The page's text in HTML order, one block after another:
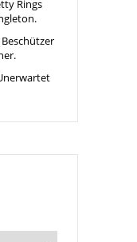
Rings
Beschützer